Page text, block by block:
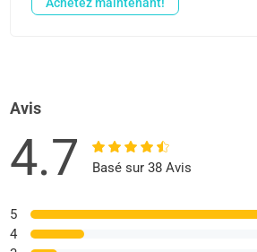
Avis
4.7 Basé sur 38 Avis
5
4